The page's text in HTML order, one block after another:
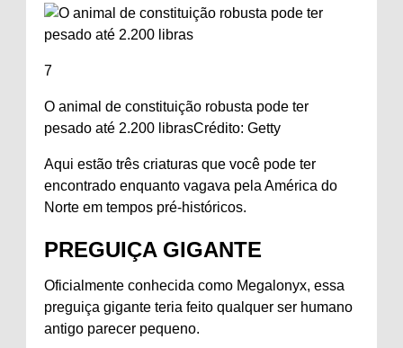
7
O animal de constituição robusta pode ter
pesado até 2.200 librasCrédito: Getty
Aqui estão três criaturas que você pode ter
encontrado enquanto vagava pela América do
Norte em tempos pré-históricos.
PREGUIÇA GIGANTE
Oficialmente conhecida como Megalonyx, essa
preguiça gigante teria feito qualquer ser humano
antigo parecer pequeno.